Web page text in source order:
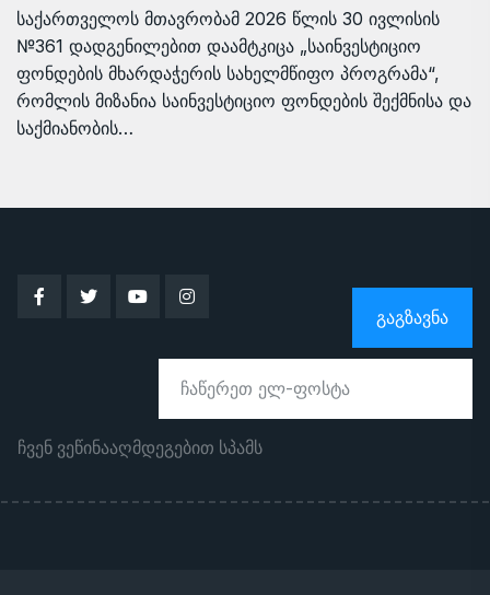
საქართველოს მთავრობამ 2026 წლის 30 ივლისის
№361 დადგენილებით დაამტკიცა „საინვესტიციო
ფონდების მხარდაჭერის სახელმწიფო პროგრამა“,
რომლის მიზანია საინვესტიციო ფონდების შექმნისა და
საქმიანობის…
ᲒᲐᲒᲖᲐᲕᲜᲐ
ჩვენ ვეწინააღმდეგებით სპამს